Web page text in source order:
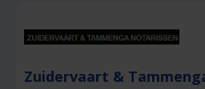
Zuidervaart &